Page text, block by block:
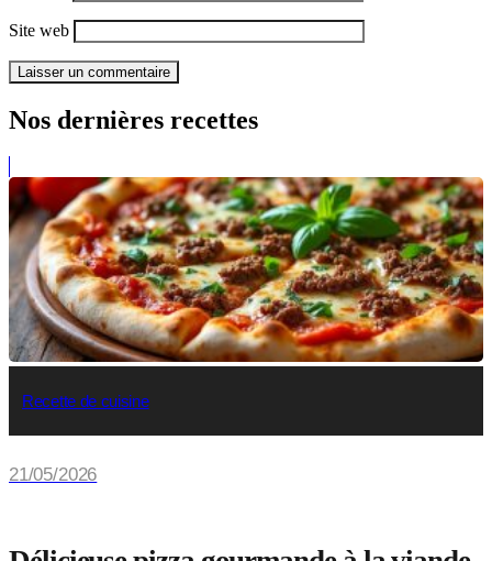
Site web
Nos dernières recettes
Recette de cuisine
21/05/2026